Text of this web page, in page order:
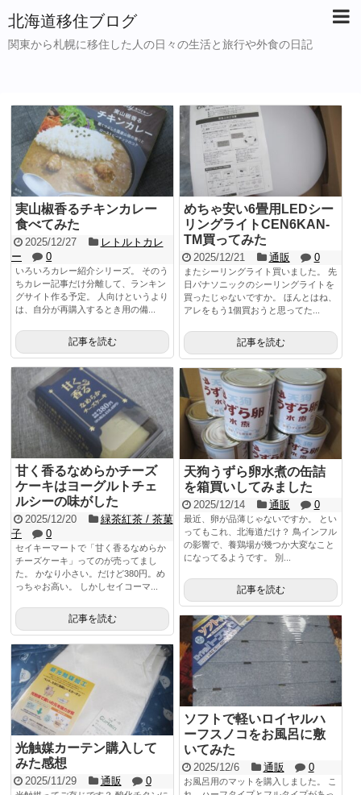
北海道移住ブログ
関東から札幌に移住した人の日々の生活と旅行や外食の日記
実山椒香るチキンカレー
食べてみた
2025/12/27
レトルトカレ
ー
0
いろいろカレー紹介シリーズ。 そのう
ちカレー記事だけ分離して、ランキン
グサイト作る予定。 人向けというより
は、自分が再購入するとき用の備...
記事を読む
めちゃ安い6畳用LEDシー
リングライトCEN6KAN-
TM買ってみた
2025/12/21 通販 0
またシーリングライト買いました。 先
日パナソニックのシーリングライトを
買ったじゃないですか。 ほんとはね、
アレをもう1個買おうと思ってた...
記事を読む
甘く香るなめらかチーズ
ケーキはヨーグルトチェ
ルシーの味がした
2025/12/20
緑茶紅茶 / 茶菓
子
0
セイキーマートで「甘く香るなめらか
チーズケーキ」ってのが売ってまし
た。 かなり小さい。だけど380円。め
っちゃお高い。 しかしセイコーマ...
記事を読む
天狗うずら卵水煮の缶詰
を箱買いしてみました
2025/12/14 通販 0
最近、卵が品薄じゃないですか。 とい
ってもこれ、北海道だけ？ 鳥インフル
の影響で、養鶏場が幾つか大変なこと
になってるようです。 別...
記事を読む
ソフトで軽いロイヤルハ
ーフスノコをお風呂に敷
いてみた
2025/12/6 通販 0
お風呂用のマットを購入しました。 こ
光触媒カーテン購入して
みた感想
2025/11/29 通販 0